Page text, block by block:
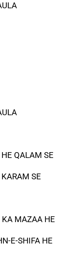
QALAM SE
SE
MAZAA HE
E-SHIFA HE